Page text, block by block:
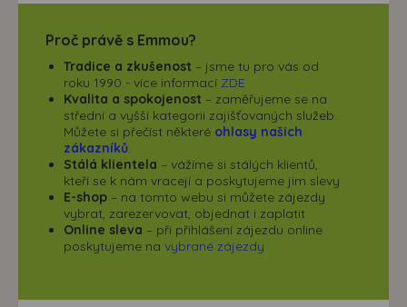
Proč právě s Emmou?
Tradice a zkušenost – jsme tu pro vás od
roku 1990 - více informací ZDE
Kvalita a spokojenost – zaměřujeme se na
střední a vyšší kategorii zajišťovaných služeb.
Můžete si přečíst některé ohlasy našich
zákazníků.
Stálá klientela – vážíme si stálých klientů,
kteří se k nám vracejí a poskytujeme jim slevy
E-shop – na tomto webu si můžete zájezdy
vybrat, zarezervovat, objednat i zaplatit
Online sleva – při přihlášení zájezdu online
poskytujeme na vybrané zájezdy